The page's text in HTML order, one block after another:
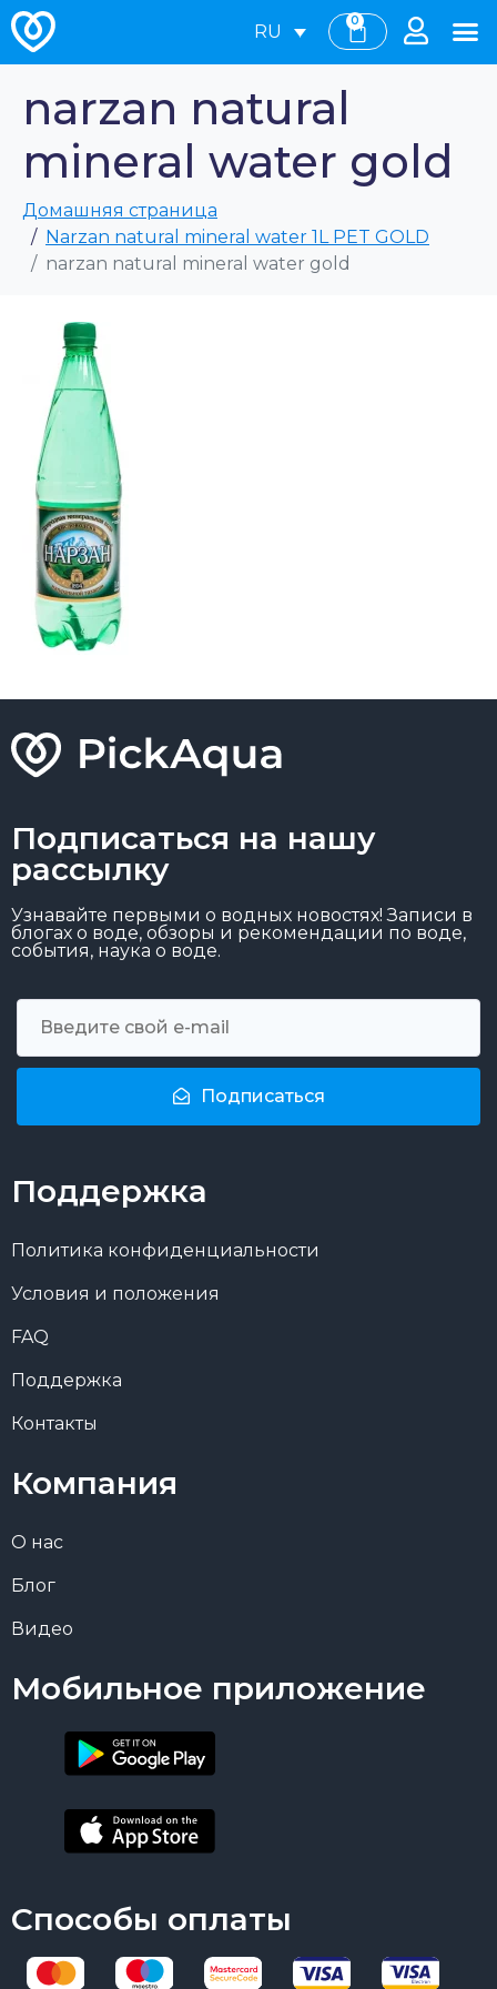
RU
0
narzan natural
mineral water gold
Домашняя страница
Narzan natural mineral water 1L PET GOLD
narzan natural mineral water gold
Подписаться на нашу
рассылку
Узнавайте первыми о водных новостях! Записи в
блогах о воде, обзоры и рекомендации по воде,
события, наука о воде.
Подписаться
Поддержка
Политика конфиденциальности
Условия и положения
FAQ
Поддержка
Контакты
Компания
О нас
Блог
Видео
Мобильное приложение
Способы оплаты